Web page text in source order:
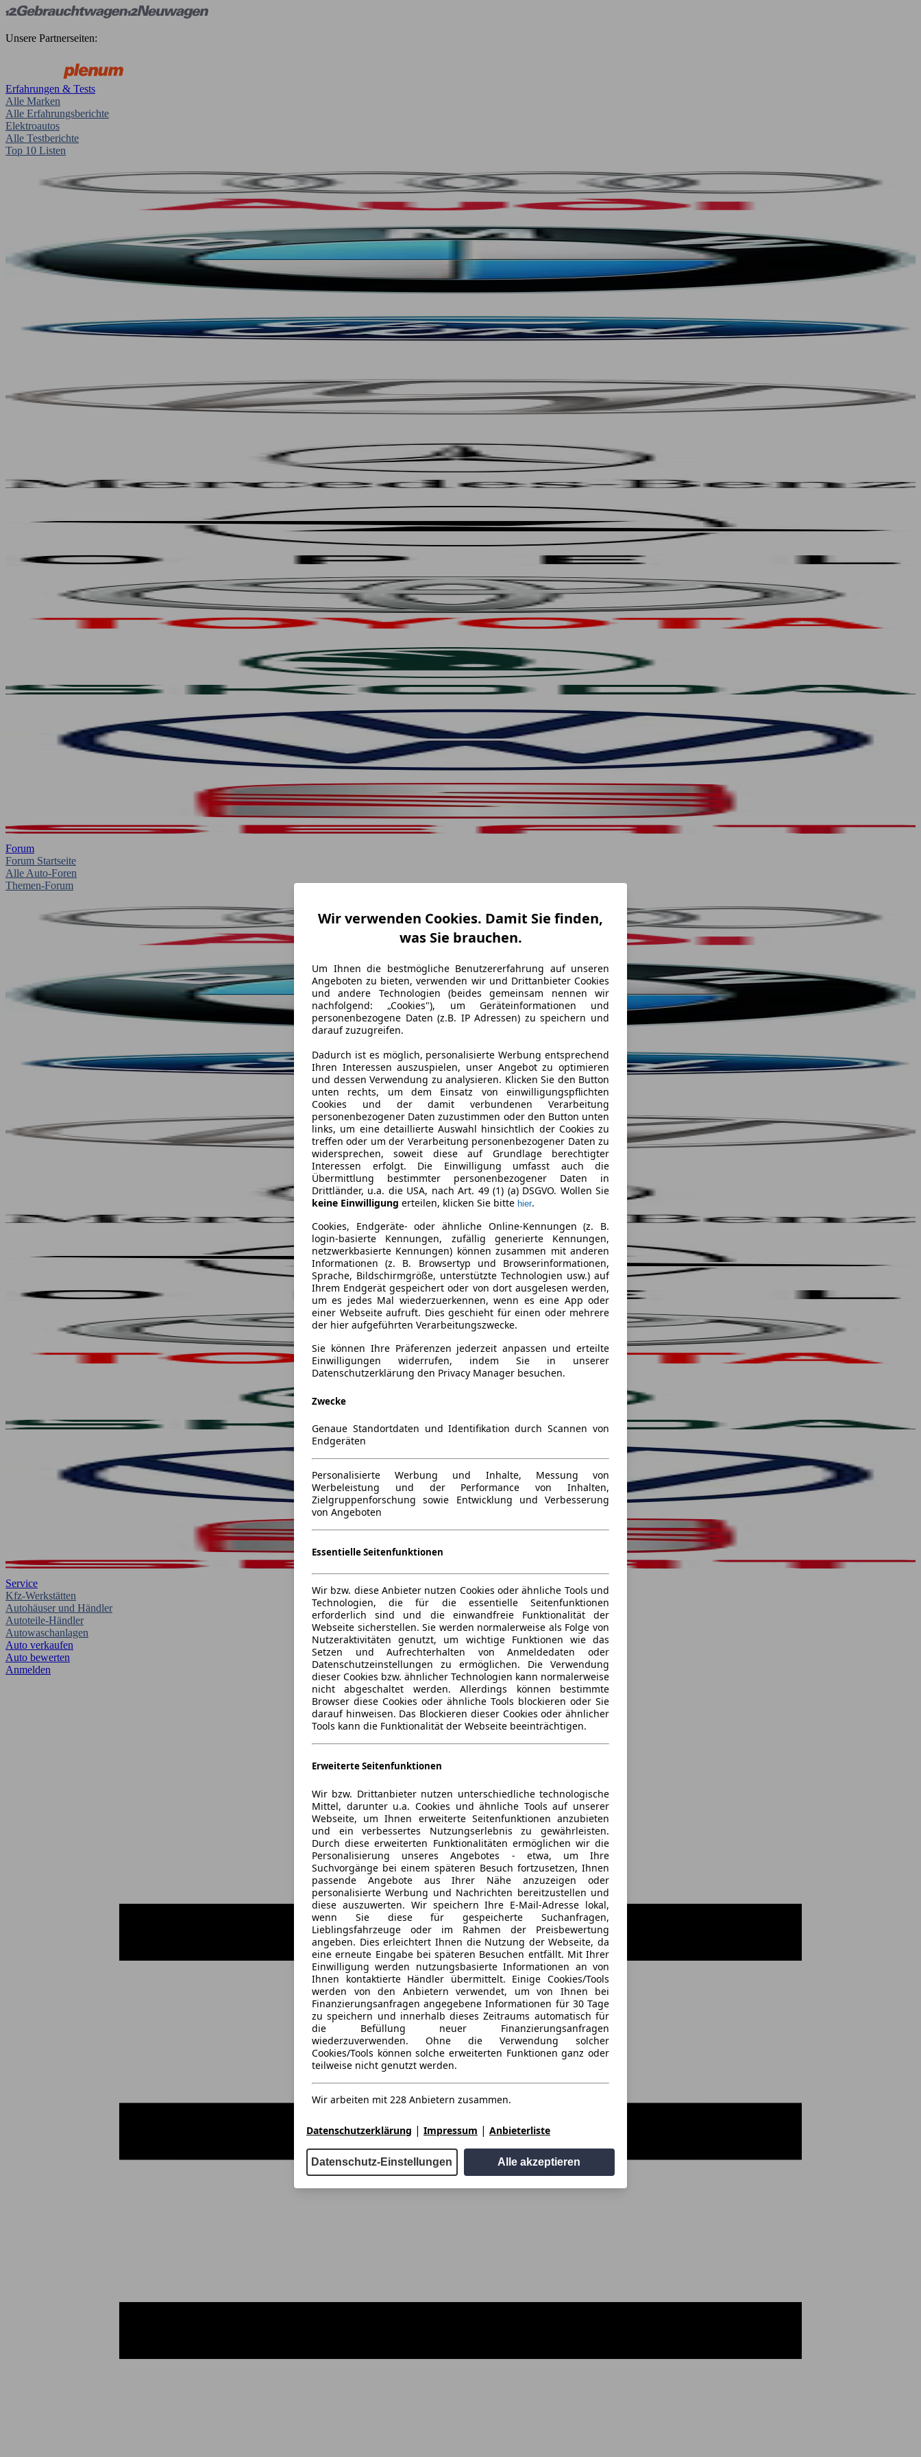
Unsere Partnerseiten:
Erfahrungen & Tests
Alle Marken
Alle Erfahrungsberichte
Elektroautos
Alle Testberichte
Top 10 Listen
Forum
Forum Startseite
Alle Auto-Foren
Themen-Forum
Service
Kfz-Werkstätten
Autohäuser und Händler
Autoteile-Händler
Autowaschanlagen
Auto verkaufen
Auto bewerten
Anmelden
Wir verwenden Cookies. Damit Sie finden,
was Sie brauchen.
Um Ihnen die bestmögliche Benutzererfahrung auf unseren
Angeboten zu bieten, verwenden wir und Drittanbieter Cookies
und andere Technologien (beides gemeinsam nennen wir
nachfolgend: „Cookies"), um Geräteinformationen und
personenbezogene Daten (z.B. IP Adressen) zu speichern und
darauf zuzugreifen.
Dadurch ist es möglich, personalisierte Werbung entsprechend
Ihren Interessen auszuspielen, unser Angebot zu optimieren
und dessen Verwendung zu analysieren. Klicken Sie den Button
unten rechts, um dem Einsatz von einwilligungspflichten
Cookies und der damit verbundenen Verarbeitung
personenbezogener Daten zuzustimmen oder den Button unten
links, um eine detaillierte Auswahl hinsichtlich der Cookies zu
treffen oder um der Verarbeitung personenbezogener Daten zu
widersprechen, soweit diese auf Grundlage berechtigter
Interessen erfolgt. Die Einwilligung umfasst auch die
Übermittlung bestimmter personenbezogener Daten in
Drittländer, u.a. die USA, nach Art. 49 (1) (a) DSGVO. Wollen Sie
keine Einwilligung erteilen, klicken Sie bitte hier.
Cookies, Endgeräte- oder ähnliche Online-Kennungen (z. B.
login-basierte Kennungen, zufällig generierte Kennungen,
netzwerkbasierte Kennungen) können zusammen mit anderen
Informationen (z. B. Browsertyp und Browserinformationen,
Sprache, Bildschirmgröße, unterstützte Technologien usw.) auf
Ihrem Endgerät gespeichert oder von dort ausgelesen werden,
um es jedes Mal wiederzuerkennen, wenn es eine App oder
einer Webseite aufruft. Dies geschieht für einen oder mehrere
der hier aufgeführten Verarbeitungszwecke.
Sie können Ihre Präferenzen jederzeit anpassen und erteilte
Einwilligungen widerrufen, indem Sie in unserer
Datenschutzerklärung den Privacy Manager besuchen.
Zwecke
Genaue Standortdaten und Identifikation durch Scannen von
Endgeräten
Personalisierte Werbung und Inhalte, Messung von
Werbeleistung und der Performance von Inhalten,
Zielgruppenforschung sowie Entwicklung und Verbesserung
von Angeboten
Essentielle Seitenfunktionen
Wir bzw. diese Anbieter nutzen Cookies oder ähnliche Tools und
Technologien, die für die essentielle Seitenfunktionen
erforderlich sind und die einwandfreie Funktionalität der
Webseite sicherstellen. Sie werden normalerweise als Folge von
Nutzeraktivitäten genutzt, um wichtige Funktionen wie das
Setzen und Aufrechterhalten von Anmeldedaten oder
Datenschutzeinstellungen zu ermöglichen. Die Verwendung
dieser Cookies bzw. ähnlicher Technologien kann normalerweise
nicht abgeschaltet werden. Allerdings können bestimmte
Browser diese Cookies oder ähnliche Tools blockieren oder Sie
darauf hinweisen. Das Blockieren dieser Cookies oder ähnlicher
Tools kann die Funktionalität der Webseite beeinträchtigen.
Erweiterte Seitenfunktionen
Wir bzw. Drittanbieter nutzen unterschiedliche technologische
Mittel, darunter u.a. Cookies und ähnliche Tools auf unserer
Webseite, um Ihnen erweiterte Seitenfunktionen anzubieten
und ein verbessertes Nutzungserlebnis zu gewährleisten.
Durch diese erweiterten Funktionalitäten ermöglichen wir die
Personalisierung unseres Angebotes - etwa, um Ihre
Suchvorgänge bei einem späteren Besuch fortzusetzen, Ihnen
passende Angebote aus Ihrer Nähe anzuzeigen oder
personalisierte Werbung und Nachrichten bereitzustellen und
diese auszuwerten. Wir speichern Ihre E-Mail-Adresse lokal,
wenn Sie diese für gespeicherte Suchanfragen,
Lieblingsfahrzeuge oder im Rahmen der Preisbewertung
angeben. Dies erleichtert Ihnen die Nutzung der Webseite, da
eine erneute Eingabe bei späteren Besuchen entfällt. Mit Ihrer
Einwilligung werden nutzungsbasierte Informationen an von
Ihnen kontaktierte Händler übermittelt. Einige Cookies/Tools
werden von den Anbietern verwendet, um von Ihnen bei
Finanzierungsanfragen angegebene Informationen für 30 Tage
zu speichern und innerhalb dieses Zeitraums automatisch für
die Befüllung neuer Finanzierungsanfragen
wiederzuverwenden. Ohne die Verwendung solcher
Cookies/Tools können solche erweiterten Funktionen ganz oder
teilweise nicht genutzt werden.
Wir arbeiten mit 228 Anbietern zusammen.
Datenschutzerklärung | Impressum | Anbieterliste
Datenschutz-Einstellungen Alle akzeptieren